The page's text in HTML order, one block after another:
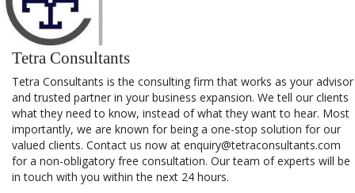
Tetra Consultants
Tetra Consultants is the consulting firm that works as your advisor
and trusted partner in your business expansion. We tell our clients
what they need to know, instead of what they want to hear. Most
importantly, we are known for being a one-stop solution for our
valued clients. Contact us now at enquiry@tetraconsultants.com
for a non-obligatory free consultation. Our team of experts will be
in touch with you within the next 24 hours.